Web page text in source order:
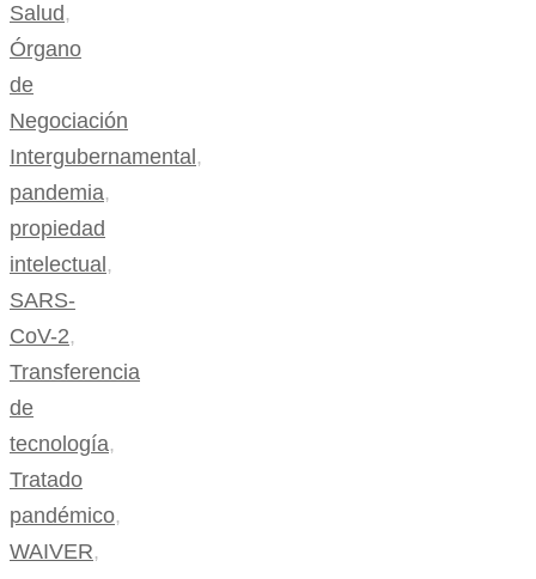
Salud ,
Órgano
de
Negociación
Intergubernamental ,
pandemia,
propiedad
intelectual ,
SARS-
CoV-2,
Transferencia
de
tecnología,
Tratado
pandémico,
WAIVER,